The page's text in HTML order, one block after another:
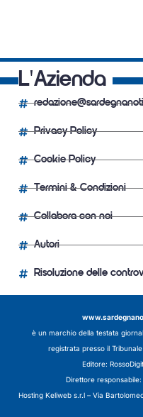
L'Azienda
Privacy Policy
Cookie Policy
Termini & Condizioni
Collabora con noi
Autori
Risoluzione delle
è un marchio della testata
registrata presso il
Editore:
Direttore
Hosting Keliweb s.r.l – Via